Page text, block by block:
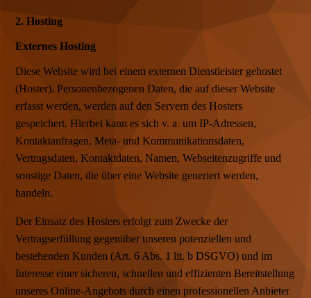
2. Hosting
Externes Hosting
Diese Website wird bei einem externen Dienstleister gehostet
(Hoster). Personenbezogenen Daten, die auf dieser Website
erfasst werden, werden auf den Servern des Hosters
gespeichert. Hierbei kann es sich v. a. um IP-Adressen,
Kontaktanfragen, Meta- und Kommunikationsdaten,
Vertragsdaten, Kontaktdaten, Namen, Webseitenzugriffe und
sonstige Daten, die über eine Website generiert werden,
handeln.
Der Einsatz des Hosters erfolgt zum Zwecke der
Vertragserfüllung gegenüber unseren potenziellen und
bestehenden Kunden (Art. 6 Abs. 1 lit. b DSGVO) und im
Interesse einer sicheren, schnellen und effizienten Bereitstellung
unseres Online-Angebots durch einen professionellen Anbieter